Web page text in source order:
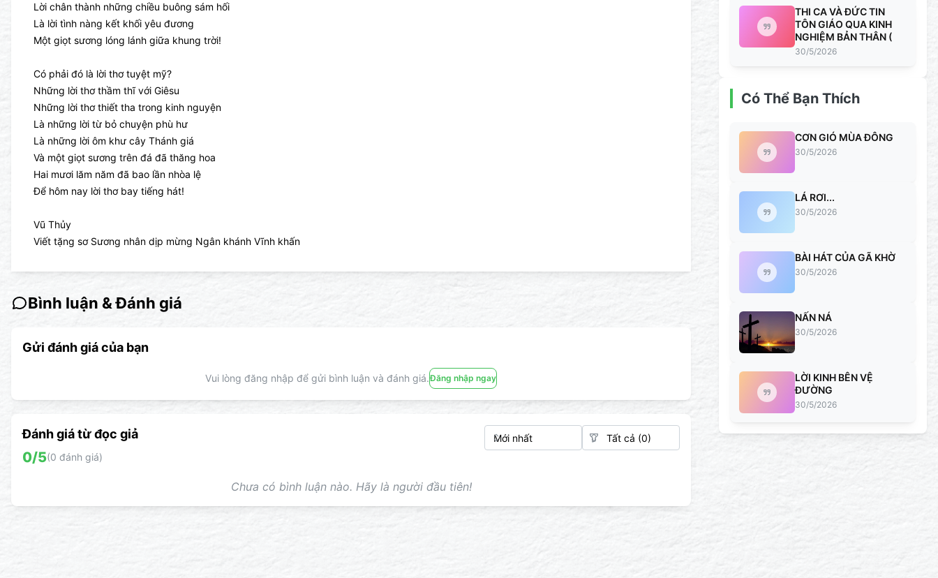
Lời chân thành những chiều buông sám hối
Là lời tình nàng kết khối yêu đương
Một giọt sương lóng lánh giữa khung trời!
Có phải đó là lời thơ tuyệt mỹ?
Những lời thơ thầm thĩ với Giêsu
Những lời thơ thiết tha trong kinh nguyện
Là những lời từ bỏ chuyện phù hư
Là những lời ôm khư cây Thánh giá
Và một giọt sương trên đá đã thăng hoa
Hai mươi lăm năm đã bao lần nhòa lệ
Để hôm nay lời thơ bay tiếng hát!
Vũ Thủy
Viết tặng sơ Sương nhân dịp mừng Ngân khánh Vĩnh khấn
Bình luận & Đánh giá
Gửi đánh giá của bạn
Vui lòng đăng nhập để gửi bình luận và đánh giá.Đăng nhập ngay
Đánh giá từ đọc giả
0/5(0 đánh giá)
Chưa có bình luận nào. Hãy là người đầu tiên!
THI CA VÀ ĐỨC TIN
TÔN GIÁO QUA KINH
NGHIỆM BẢN THÂN (
30/5/2026
Có Thể Bạn Thích
CƠN GIÓ MÙA ĐÔNG
30/5/2026
LÁ RƠI...
30/5/2026
BÀI HÁT CỦA GÃ KHỜ
30/5/2026
NẤN NÁ
30/5/2026
LỜI KINH BÊN VỆ
ĐƯỜNG
30/5/2026